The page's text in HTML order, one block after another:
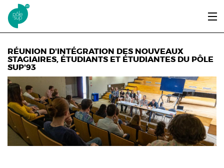
Aller au contenu principal
ENTRER ET SE FORMER
ÉTUDIANTS / DIPLÔMÉS
ÉCOUTER, VOIR & LIRE
INFOS PRATIQUES
RÉUNION D'INTÉGRATION DES NOUVEAUX
STAGIAIRES, ÉTUDIANTS ET ÉTUDIANTES DU PÔLE
SUP'93